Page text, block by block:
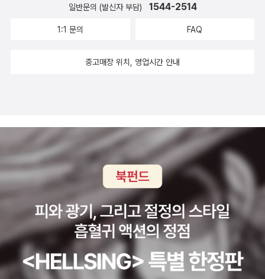
일반문의 (발신자 부담) 1544-2514
1:1 문의 FAQ
중고매장 위치, 영업시간 안내